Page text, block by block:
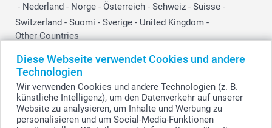
Diese Webseite verwendet Cookies und andere
Technologien
Wir verwenden Cookies und andere Technologien (z. B.
künstliche Intelligenz), um den Datenverkehr auf unserer
Website zu analysieren, um Inhalte und Werbung zu
personalisieren und um Social-Media-Funktionen
- Nederland - Norge - Österreich - Schweiz - Suisse -
Switzerland - Suomi - Sverige - United Kingdom -
Other Countries
Alle Preise verstehen sich in Schweizer Franken (CHF) inkl. MwSt. und zzgl.
Versandkosten.